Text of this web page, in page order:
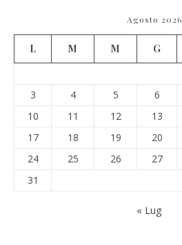
Agosto 2026
L M M G
3
4 5 6
10
11 12 13
17
18 19 20
24
25 26 27
31
« Lug